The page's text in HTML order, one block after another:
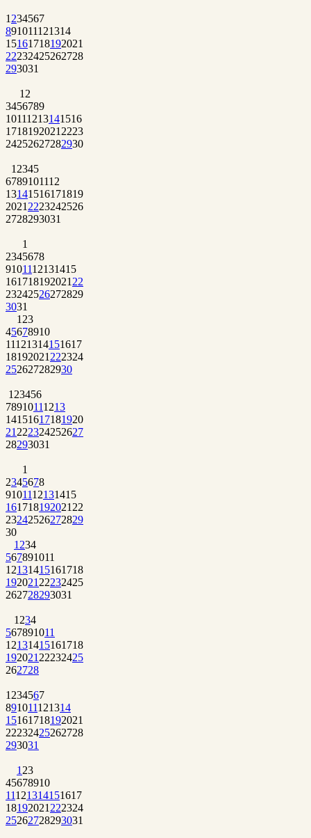
1 234567
891011121314
15161718192021
22232425262728
293031
1 2
3456789
10111213141516
1718192021 2223
24252627282930
1 2345
6789101112
13141516171819
2021 2223242526
2728293031
1
2345678
9101112131415
161718192021 22
23242526272829
3031
1 23
45678910
11121314151617
18192021 222324
252627282930
1 23456
78910111213
14151617181920
21 222324252627
28293031
1
2345678
9101112131415
161718192021 22
23242526272829
30
1 234
567891011
12131415161718
192021 22232425
262728293031
1 234
567891011
12131415161718
192021 22232425
262728
1 234567
891011121314
15161718192021
22232425262728
293031
1 23
45678910
11121314151617
18192021 222324
25262728293031